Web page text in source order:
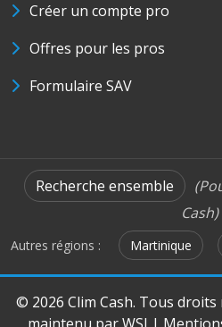
Créer un compte pro
Offres pour les pros
Formulaire SAV
Recherche ensemble
Cash)
Autres régions : Martinique
© 2026 Clim Cash. Tous